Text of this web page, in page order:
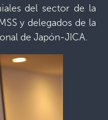
del sector de la
y delegados de la
de Japón-JICA.